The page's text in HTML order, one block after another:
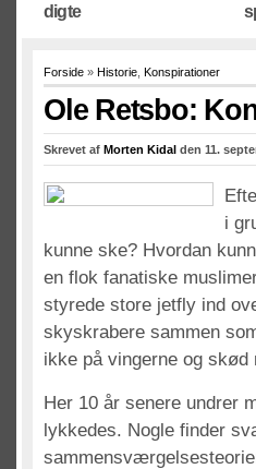
digte
Forside » Historie Konspirationer
Ole Retsbo:
Skrevet af Morten Kidal den 11.
i
kunne ske? Hvordan
en flok fanatiske
styrede store jetfly ind
skyskrabere sammen
ikke på vingerne og skød
Her 10 år senere undrer
lykkedes. Nogle finder